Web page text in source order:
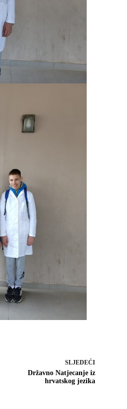
SLJEDEĆI
Državno Natjecanje iz
hrvatskog jezika